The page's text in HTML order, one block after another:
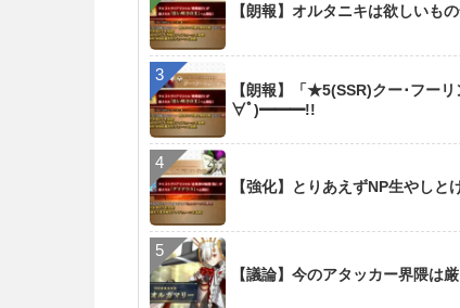
【朗報】オルタニキは欲しいも
【朗報】「★5(SSR)クー･フー
∀ﾟ)━━━!!
【強化】とりあえずNP生やしと
【議論】今のアタッカー界隈は